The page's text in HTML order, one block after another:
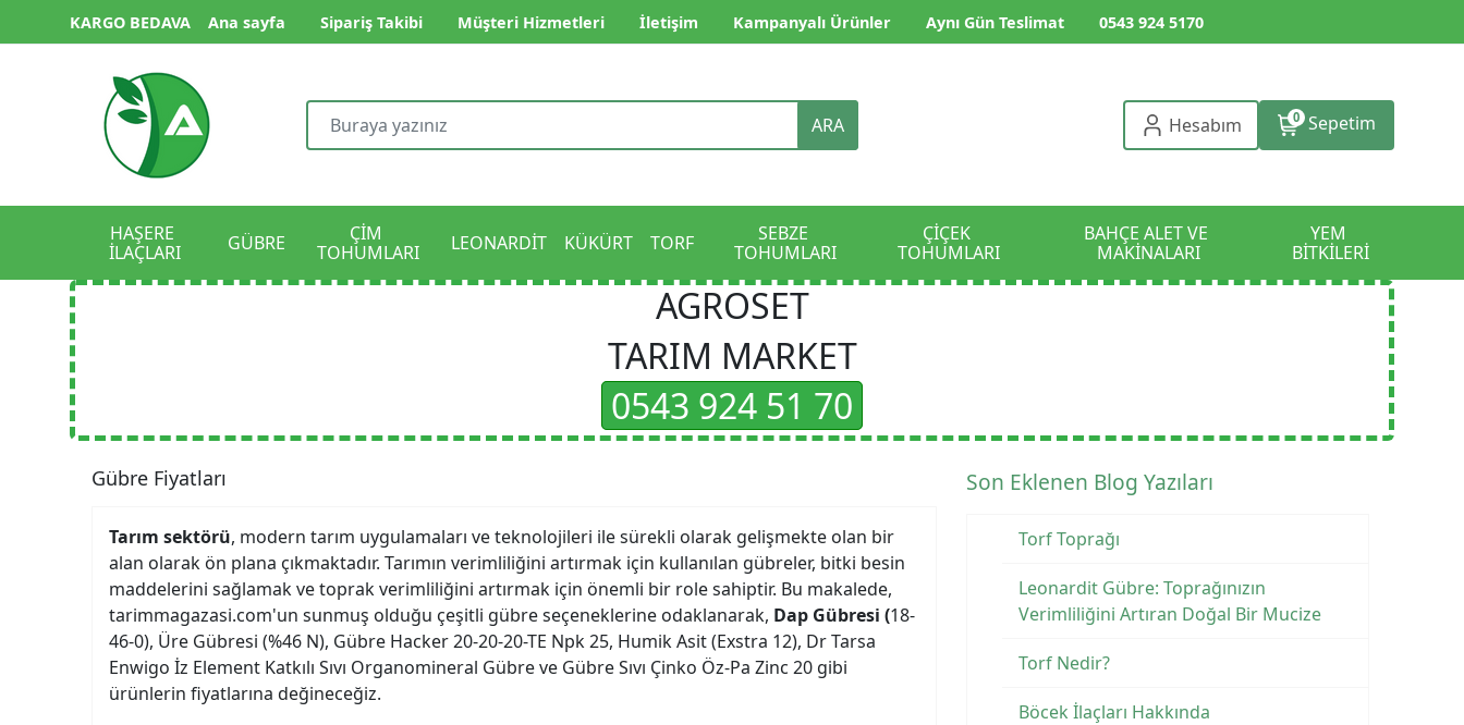
KARGO BEDAVA Ana sayfa Sipariş Takibi Müşteri Hizmetleri İletişim Kampanyalı Ürünler Aynı Gün Teslimat 0543 924 5170
ARA Hesabım 0 Sepetim
HAŞERE
İLAÇLARI
GÜBRE
ÇİM
TOHUMLARI
LEONARDİT KÜKÜRT TORF
SEBZE
TOHUMLARI
ÇİÇEK
TOHUMLARI
BAHÇE ALET VE
MAKİNALARI
YEM
BİTKİLERİ
AGROSET
TARIM MARKET
0543 924 51 70
Gübre Fiyatları
Tarım sektörü, modern tarım uygulamaları ve teknolojileri ile sürekli olarak gelişmekte olan bir
alan olarak ön plana çıkmaktadır. Tarımın verimliliğini artırmak için kullanılan gübreler, bitki besin
maddelerini sağlamak ve toprak verimliliğini artırmak için önemli bir role sahiptir. Bu makalede,
tarimmagazasi.com'un sunmuş olduğu çeşitli gübre seçeneklerine odaklanarak, Dap Gübresi (18-
46-0), Üre Gübresi (%46 N), Gübre Hacker 20-20-20-TE Npk 25, Humik Asit (Exstra 12), Dr Tarsa
Enwigo İz Element Katkılı Sıvı Organomineral Gübre ve Gübre Sıvı Çinko Öz-Pa Zinc 20 gibi
ürünlerin fiyatlarına değineceğiz.
Son Eklenen Blog Yazıları
Torf Toprağı
Leonardit Gübre: Toprağınızın
Verimliliğini Artıran Doğal Bir Mucize
Torf Nedir?
Böcek İlaçları Hakkında